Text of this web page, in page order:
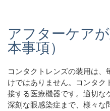
アフターケア
本事項）
コンタクトレンズの装用は
けではありません。コンタク
接する医療機器です。適切な
深刻な眼感染症まで、様々な